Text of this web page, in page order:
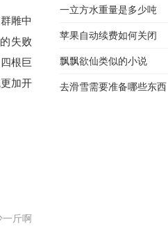
雕中
失败
根巨
加开
一斤啊
一立方水重量是多少吨
苹果自动续费如何关闭
飘飘欲仙类似的小说
去滑雪需要准备哪些东西